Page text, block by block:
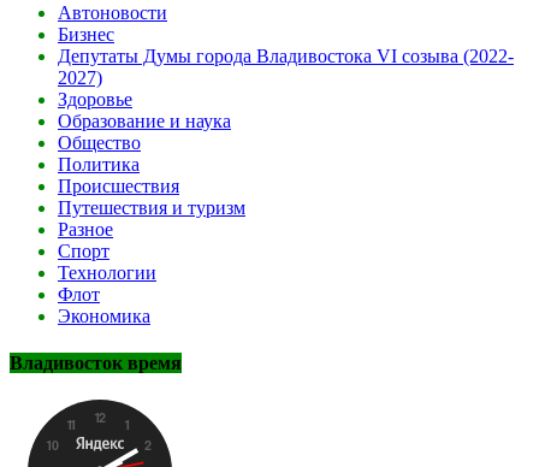
Автоновости
Бизнес
Депутаты Думы города Владивостока VI созыва (2022-
2027)
Здоровье
Образование и наука
Общество
Политика
Происшествия
Путешествия и туризм
Разное
Спорт
Технологии
Флот
Экономика
Владивосток время